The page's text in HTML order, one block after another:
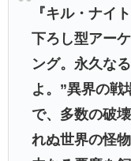
『キル・ナイ
下ろし型アー
ング。永久な
よ。”異界の戦
で、多数の破
れぬ世界の怪